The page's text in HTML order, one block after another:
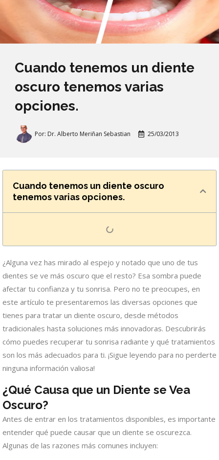
Cuando tenemos un diente
oscuro tenemos varias
opciones.
Por: Dr. Alberto Meriñan Sebastian 25/03/2013
Cuando tenemos un diente oscuro
tenemos varias opciones.
¿Alguna vez has mirado al espejo y notado que uno de tus
dientes se ve más oscuro que el resto? Esa sombra puede
afectar tu confianza y tu sonrisa. Pero no te preocupes, en
este artículo te presentaremos las diversas opciones que
tienes para tratar un diente oscuro, desde métodos
tradicionales hasta soluciones más innovadoras. Descubrirás
cómo puedes recuperar tu sonrisa radiante y qué tratamientos
son los más adecuados para ti. ¡Sigue leyendo para no perderte
ninguna información valiosa!
¿Qué Causa que un Diente se Vea
Oscuro?
Antes de entrar en los tratamientos disponibles, es importante
entender qué puede causar que un diente se oscurezca.
Algunas de las razones más comunes incluyen: